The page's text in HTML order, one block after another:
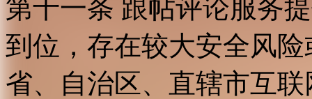
第十一条 跟帖评论服务
到位，存在较大安全风
省、自治区、直辖市互